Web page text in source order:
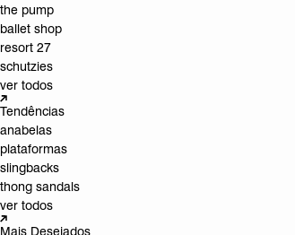
the pump
ballet shop
resort 27
schutzies
ver todos
Tendências
anabelas
plataformas
slingbacks
thong sandals
ver todos
Mais Desejados